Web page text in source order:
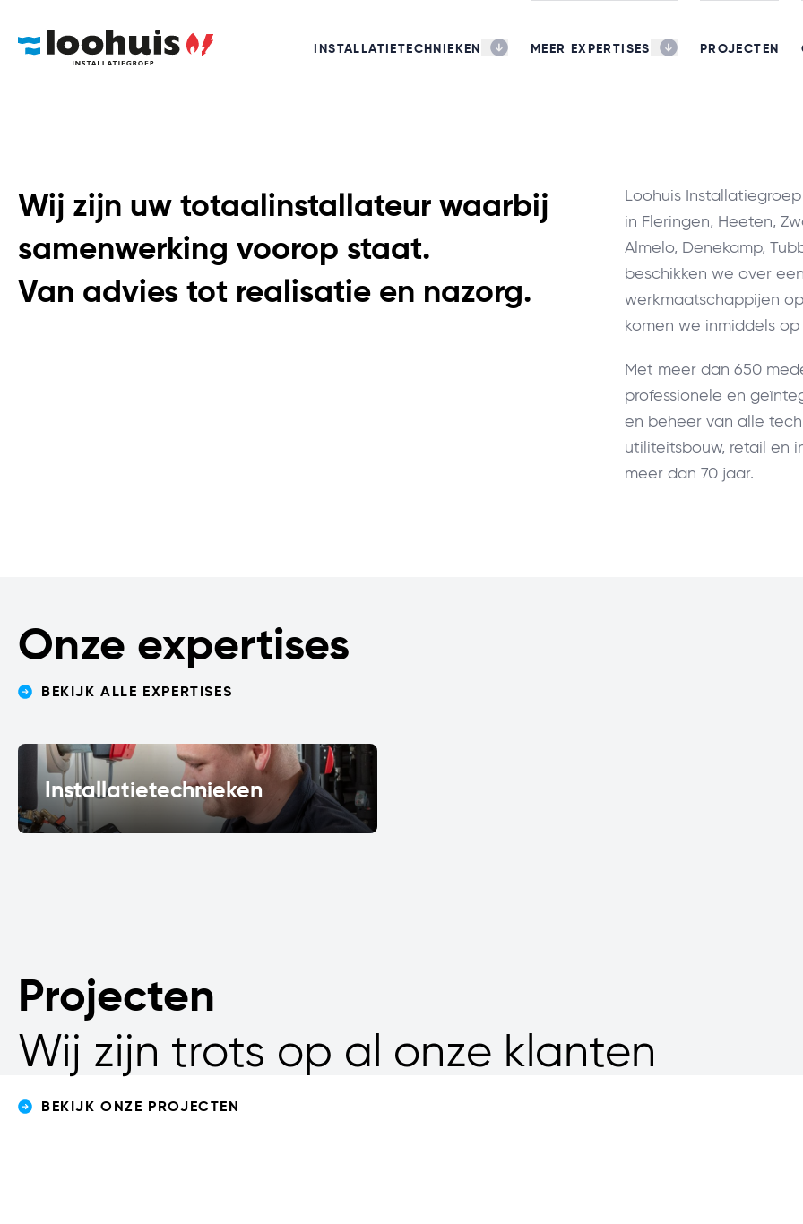
INSTALLATIETECHNIEKEN MEER EXPERTISES PROJECTEN
LEES VERDER
Wij zijn uw totaalinstallateur waarbij
samenwerking voorop staat.
Van advies tot realisatie en nazorg.
Loohuis
in Fleringen, Heeten,
Almelo, Denekamp,
beschikken we over
werkmaatschappijen
komen we inmiddels
Met meer dan 650
professionele en
en beheer van alle
utiliteitsbouw, retail en
meer dan 70 jaar.
Onze expertises
BEKIJK ALLE EXPERTISES
Installatietechnieken
Projecten
Wij zijn trots op al onze klanten
BEKIJK ONZE PROJECTEN
Twente Milieu
Enschede